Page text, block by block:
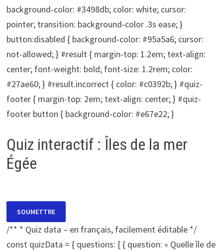
background-color: #3498db; color: white; cursor:
pointer; transition: background-color .3s ease; }
button:disabled { background-color: #95a5a6; cursor:
not-allowed; } #result { margin-top: 1.2em; text-align:
center; font-weight: bold; font-size: 1.2rem; color:
#27ae60; } #result.incorrect { color: #c0392b; } #quiz-
footer { margin-top: 2em; text-align: center; } #quiz-
footer button { background-color: #e67e22; }
Quiz interactif : Îles de la mer
Égée
SOUMETTRE
/** * Quiz data – en français, facilement éditable */
const quizData = { questions: [ { question: « Quelle île de